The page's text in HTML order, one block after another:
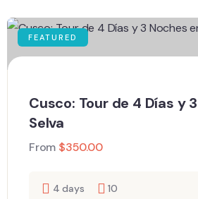
FEATURED
Cusco: Tour de 4 Días y
Selva
From $350.00
4 days 10